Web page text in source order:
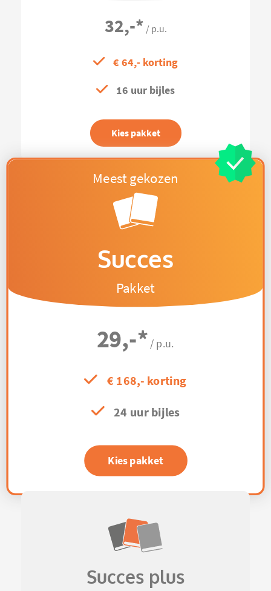
32,-* / p.u.
€ 64,- korting
16 uur bijles
Kies pakket
Succes
Pakket
29,-* / p.u.
€ 168,- korting
24 uur bijles
Kies pakket
Succes plus